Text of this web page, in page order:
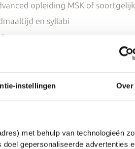
instellingen Over
met behulp van technologieën
gepersonaliseerde advertenties
opleiding MSK of soortgelijk
en syllabi
ontvangt de deelnemer een
maximaal 15
bij KNGF/IRF, Keurmerk/KFIR,
van de cursus ontvangt u een
voldaan.